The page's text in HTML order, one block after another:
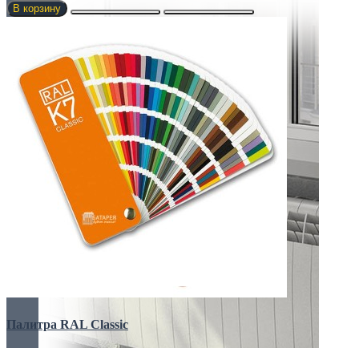
В корзину
Палитра RAL Classic